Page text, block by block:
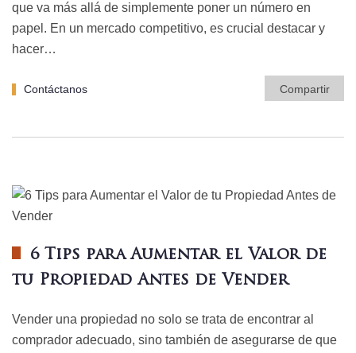
que va más allá de simplemente poner un número en
papel. En un mercado competitivo, es crucial destacar y
hacer…
Contáctanos Compartir
6 Tips para Aumentar el Valor de
tu Propiedad Antes de Vender
Vender una propiedad no solo se trata de encontrar al
comprador adecuado, sino también de asegurarse de que